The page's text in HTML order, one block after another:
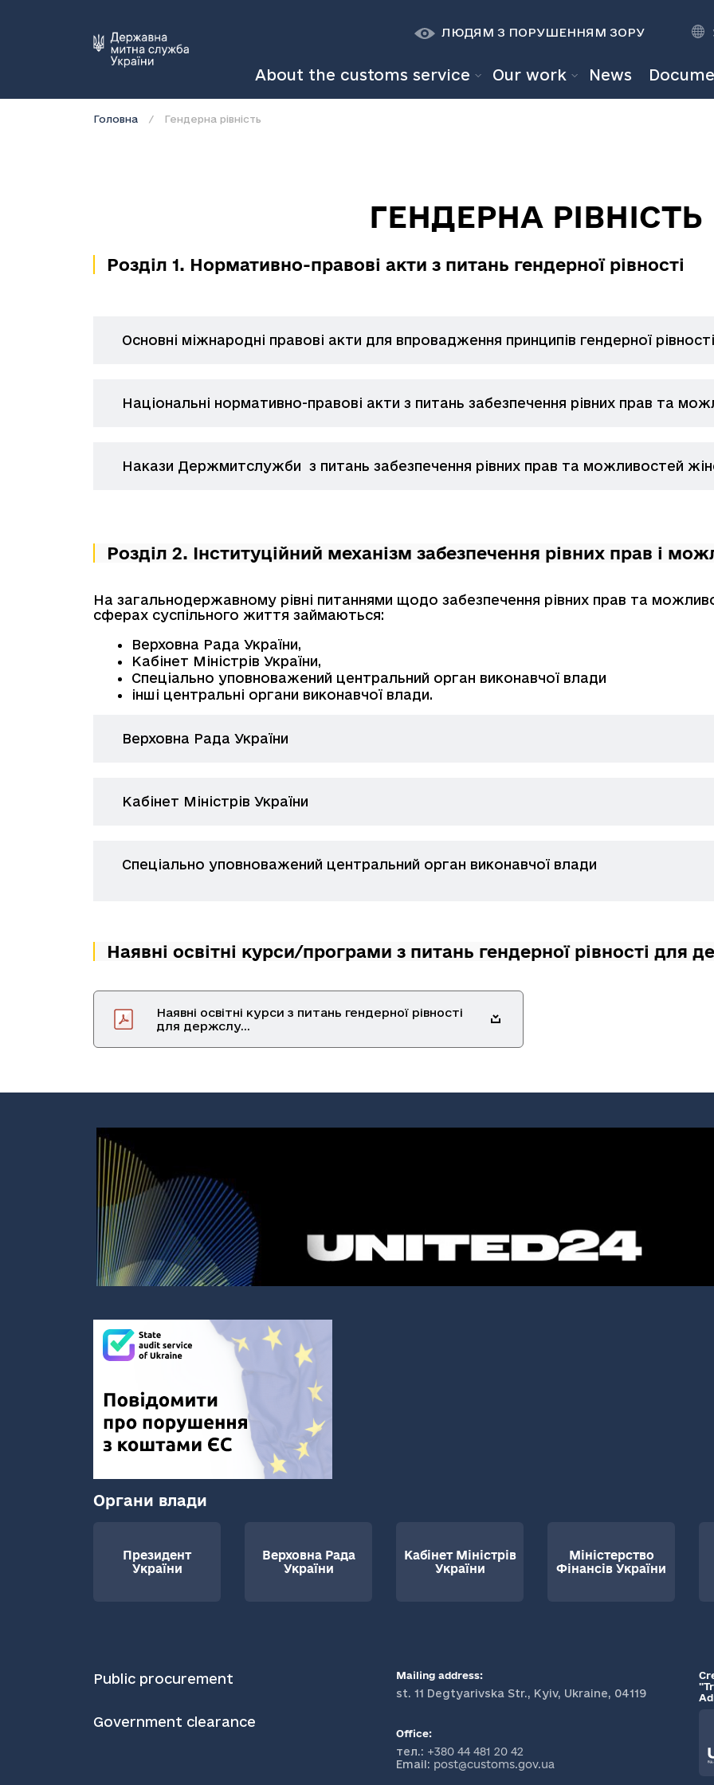
ЛЮДЯМ З ПОРУШЕННЯМ ЗОРУ
К К A A
About the customs service Our work News
Головна Гендерна рівність
ГЕНДЕРНА РІВНІСТЬ
Розділ 1. Нормативно-правові акти з питань гендерної рівності
Основні міжнародні правові акти для впровадження принципів гендерної рівності
Національні нормативно-правові акти з питань забезпечення рівних прав та
Накази Держмитслужби з питань забезпечення рівних прав та можливостей
Розділ 2. Інституційний механізм забезпечення рівних прав і
На загальнодержавному рівні питаннями щодо забезпечення рівних прав та
сферах суспільного життя займаються:
Верховна Рада України,
Кабінет Міністрів України,
Спеціально уповноважений центральний орган виконавчої влади
інші центральні органи виконавчої влади.
Верховна Рада України
Кабінет Міністрів України
Спеціально уповноважений центральний орган виконавчої влади
Наявні освітні курси/програми з питань гендерної рівності для
Наявні освітні курси з питань гендерної рівності
для держслу...
Органи влади
Президент
України
Верховна Рада
України
Кабінет Міністрів
України
Міністерство
Фінансів України
Public procurement
Government clearance
Mailing address:
st. 11 Degtyarivska Str., Kyiv, Ukraine, 04119
Office:
тел.: +380 44 481 20 42
Email: post@customs.gov.ua